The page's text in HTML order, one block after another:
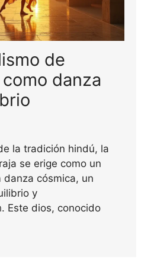
de
danza
la tradición hindú, la
se erige como un
danza cósmica, un
y
Este dios, conocido